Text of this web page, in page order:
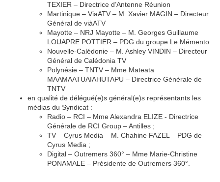
TEXIER – Directrice d’Antenne Réunion
Martinique – ViaATV – M. Xavier MAGIN – Directeur
Général de viàATV
Mayotte – NRJ Mayotte – M. Georges Guillaume
LOUAPRE POTTIER – PDG du groupe Le Mémento
Nouvelle-Calédonie – M. Ashley VINDIN – Directeur
Général de Calédonia TV
Polynésie – TNTV – Mme Mateata
MAAMAATUAIAHUTAPU – Directrice Générale de
TNTV
en qualité de délégué(e)s général(e)s représentants les
médias du Syndicat :
Radio – RCI – Mme Alexandra ELIZE - Directrice
Générale de RCI Group – Antilles ;
TV – Cyrus Media – M. Chahine FAZEL – PDG de
Cyrus Media ;
Digital – Outremers 360° – Mme Marie-Christine
PONAMALE – Présidente de Outremers 360°.